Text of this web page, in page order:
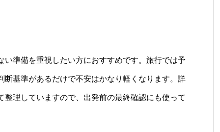
準備を重視したい方におすすめです。旅行では予
基準があるだけで不安はかなり軽くなります。詳
理していますので、出発前の最終確認にも使って